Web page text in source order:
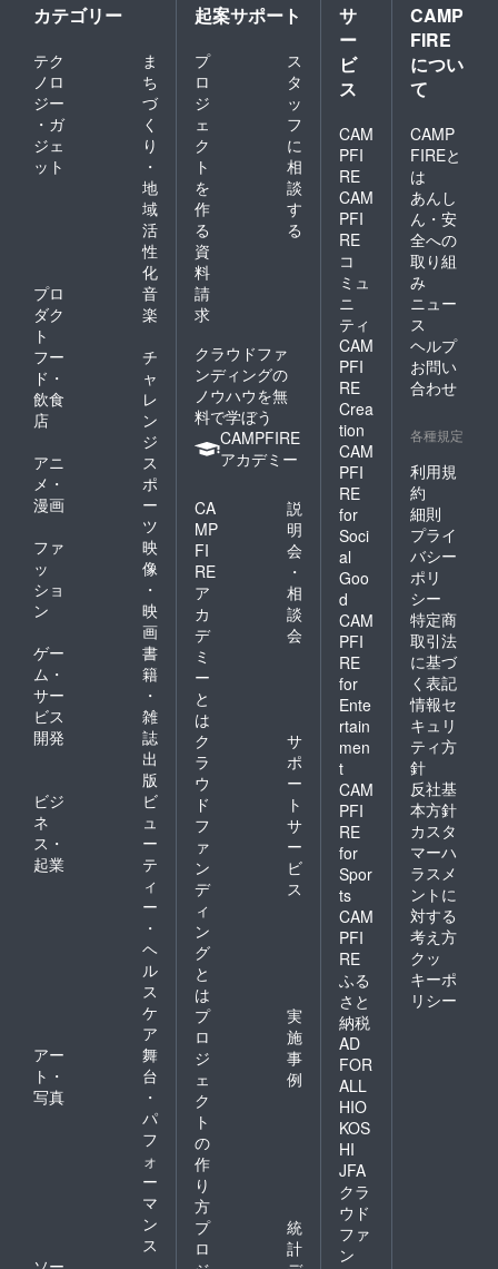
カテゴリー
テク
ノロ
ジー
・ガ
ジェ
ット
ま
ち
づ
く
り
・
地
域
活
性
化
プロ
ダク
ト
音
楽
フー
ド・
飲食
店
チ
ャ
レ
ン
ジ
アニ
メ・
漫画
ス
ポ
ー
ツ
ファ
ッ
ショ
ン
映
像
・
映
画
ゲー
ム・
サー
ビス
開発
書
籍
・
雑
誌
出
版
ビジ
ネ
ス・
起業
ビ
ュ
ー
テ
ィ
ー
・
ヘ
ル
ス
ケ
ア
アー
ト・
写真
舞
台
・
パ
フ
ォ
ー
マ
ン
ス
起案サポート
プ
ロ
ジ
ェ
ク
ト
を
作
る
ス
タ
ッ
フ
に
相
談
す
る
資
料
請
求
クラウドファ
ンディングの
ノウハウを無
料で学ぼう
CAMPFIRE
アカデミー
CA
MP
FI
RE
ア
カ
デ
ミ
ー
と
は
説
明
会
・
相
談
会
ク
ラ
ウ
ド
フ
ァ
ン
デ
ィ
ン
グ
と
は
サ
ポ
ー
ト
サ
ー
ビ
ス
プ
ロ
ジ
ェ
ク
ト
の
作
り
方
実
施
事
例
プ
ロ
統
計
サ
ー
ビ
ス
CAM
PFI
RE
CAM
PFI
RE
コ
ミュ
ニ
ティ
CAM
PFI
RE
Crea
tion
CAM
PFI
RE
for
Soci
al
Goo
d
CAM
PFI
RE
for
Ente
rtain
men
t
CAM
PFI
RE
for
Spor
ts
CAM
PFI
RE
ふる
さと
納税
AD
FOR
ALL
HIO
KOS
HI
JFA
クラ
ウド
ファ
ン
CAMP
FIRE
につい
て
CAMP
FIREと
は
あんし
ん・安
全への
取り組
み
ニュー
ス
ヘルプ
お問い
合わせ
各種規定
利用規
約
細則
プライ
バシー
ポリ
シー
特定商
取引法
に基づ
く表記
情報セ
キュリ
ティ方
針
反社基
本方針
カスタ
マーハ
ラスメ
ントに
対する
考え方
クッ
キーポ
リシー